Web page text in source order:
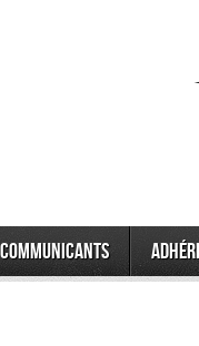
Communicants